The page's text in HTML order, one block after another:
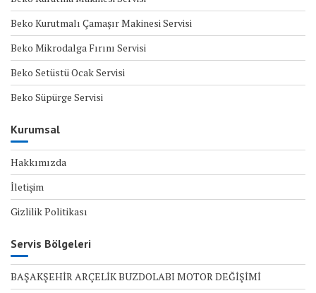
Beko Kurutmalı Çamaşır Makinesi Servisi
Beko Mikrodalga Fırını Servisi
Beko Setüstü Ocak Servisi
Beko Süpürge Servisi
Kurumsal
Hakkımızda
İletişim
Gizlilik Politikası
Servis Bölgeleri
BAŞAKŞEHİR ARÇELİK BUZDOLABI MOTOR DEĞİŞİMİ